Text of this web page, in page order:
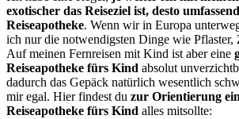
exotischer das Reiseziel ist, desto
Reiseapotheke. Wenn wir in Europa
ich nur die notwendigsten Dinge wie
Auf meinen Fernreisen mit Kind ist aber eine
Reiseapotheke fürs Kind absolut
dadurch das Gepäck natürlich wesentlich
mir egal. Hier findest du zur Orientierung
Reiseapotheke fürs Kind alles mitsollte: